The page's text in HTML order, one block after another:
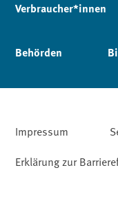
Verbraucher*innen
Behörden
Impressum
Erklärung zur